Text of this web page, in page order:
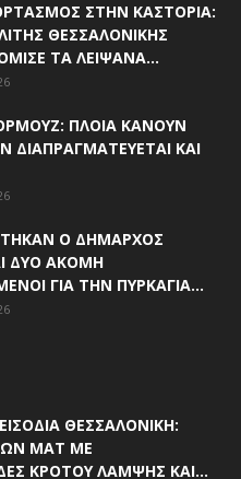
ΣΤΗΝ ΚΑΣΤΟΡΙΆ:
ΘΕΣΣΑΛΟΝΊΚΗΣ
ΤΑ ΛΕΊΨΑΝΑ...
ΠΛΟΊΑ ΚΆΝΟΥΝ
ΔΙΑΠΡΑΓΜΑΤΕΎΕΤΑΙ ΚΑΙ
Ο ΔΉΜΑΡΧΟΣ
ΔΎΟ ΑΚΌΜΗ
ΓΙΑ ΤΗΝ ΠΥΡΚΑΓΙΆ...
ΘΕΣΣΑΛΟΝΊΚΗ:
ΜΑΤ ΜΕ
ΚΡΌΤΟΥ ΛΆΜΨΗΣ ΚΑΙ...